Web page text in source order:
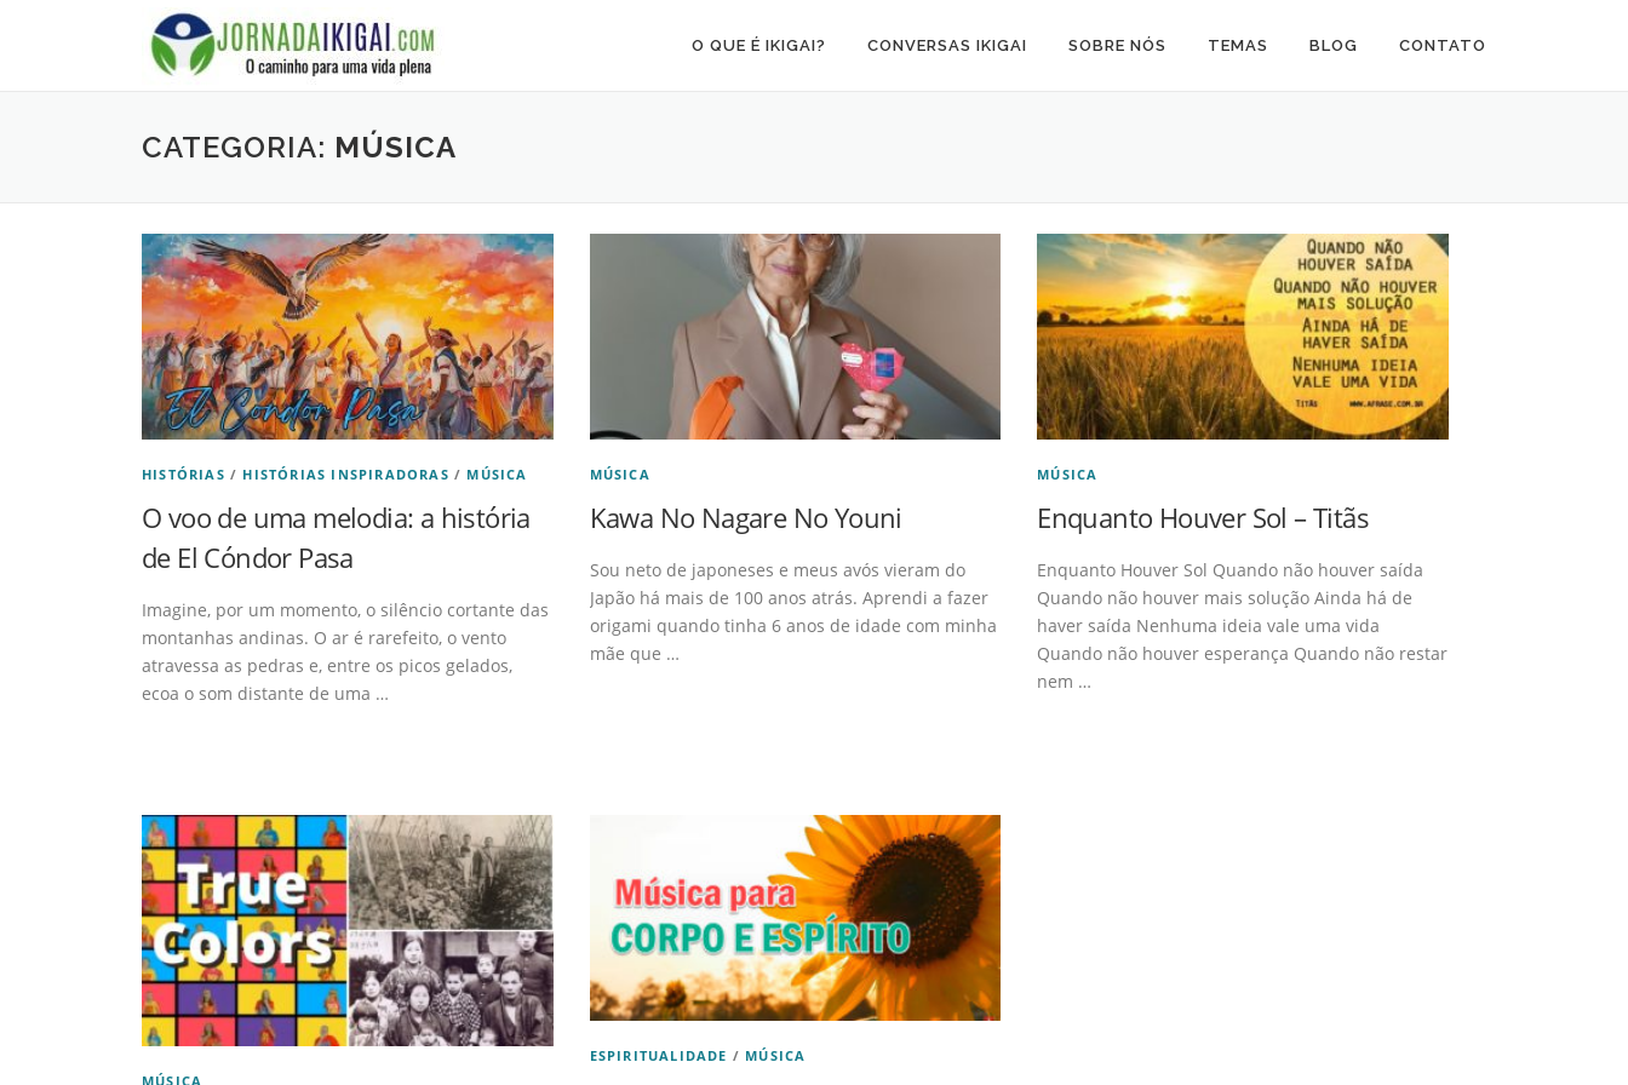
O QUE É IKIGAI? CONVERSAS IKIGAI SOBRE NÓS TEMAS BLOG CONTATO
CATEGORIA: MÚSICA
HISTÓRIAS / HISTÓRIAS INSPIRADORAS / MÚSICA
O voo de uma melodia: a história
de El Cóndor Pasa
Imagine, por um momento, o silêncio cortante das
montanhas andinas. O ar é rarefeito, o vento
atravessa as pedras e, entre os picos gelados,
ecoa o som distante de uma …
MÚSICA
Kawa No Nagare No Youni
Sou neto de japoneses e meus avós vieram do
Japão há mais de 100 anos atrás. Aprendi a fazer
origami quando tinha 6 anos de idade com minha
mãe que …
MÚSICA
Enquanto Houver Sol – Titãs
Enquanto Houver Sol Quando não houver saída
Quando não houver mais solução Ainda há de
haver saída Nenhuma ideia vale uma vida
Quando não houver esperança Quando não restar
nem …
MÚSICA
ESPIRITUALIDADE / MÚSICA